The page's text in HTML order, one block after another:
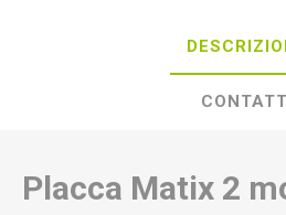
Placca Matix 2